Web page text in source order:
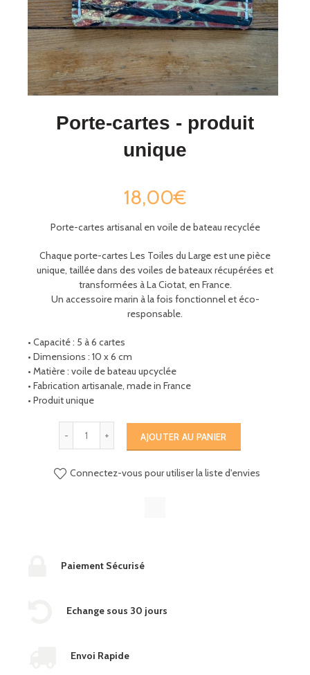
Porte-cartes - produit
unique
18,00€
Porte-cartes artisanal en voile de bateau recyclée
Chaqueporte-cartes Les Toiles du Large est une pièce
unique, taillée dans des voiles de bateaux récupérées et
transformées àLaCiotat, en France.
Un accessoire marin à la fois fonctionnel et éco-
responsable.
• Capacité: 5 à6 cartes
•Dimensions : 10 x6 cm
•Matière: voile de bateau upcyclée
•Fabrication artisanale, madein France
•Produitunique
AJOUTER AU PANIER
Connectez-vous pour utiliser la liste d'envies
Paiement Sécurisé
Echange sous 30 jours
Envoi Rapide